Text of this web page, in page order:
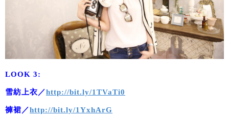
LOOK 3:
雪紡上衣／http://bit.ly/1TVaTi0
褲裙／http://bit.ly/1YxhArG